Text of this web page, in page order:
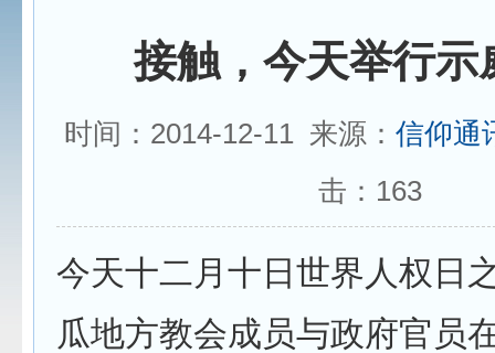
接触，今天举行示
时间：2014-12-11 来源： 信仰通
击： 163
今天十二月十日世界人权日
瓜地方教会成员与政府官员